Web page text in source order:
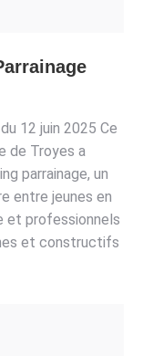
12 juin 2025 Ce
de Troyes a
parrainage, un
entre jeunes en
et professionnels
et constructifs